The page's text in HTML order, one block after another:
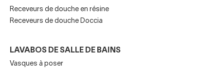
Choisissez parmi notre large gamme de
baignoire, économique et variée. Il y en a de design ou
prix.
Vous pouvez opter pour des couleurs vives, par exemple
Receveurs de douche en résine
Receveurs de douche Doccia
LAVABOS DE SALLE DE BAINS
Vasques à poser